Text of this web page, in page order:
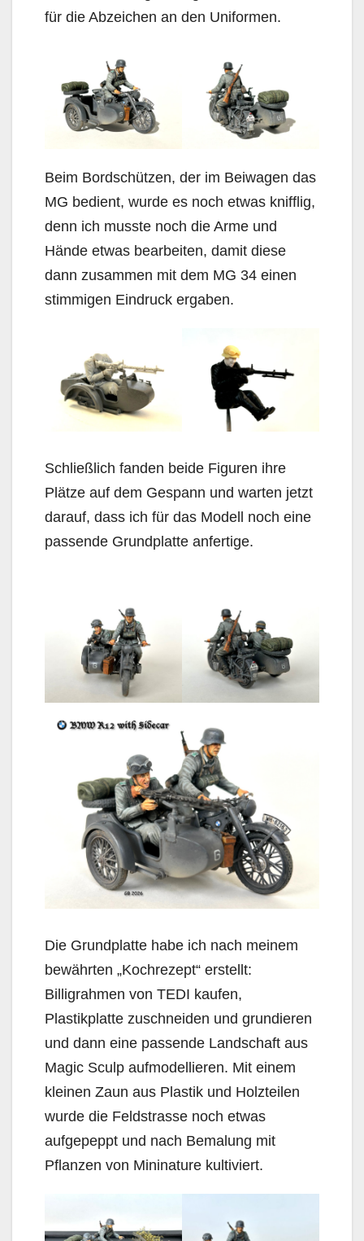
für die Abzeichen an den Uniformen.
Beim Bordschützen, der im Beiwagen das
MG bedient, wurde es noch etwas knifflig,
denn ich musste noch die Arme und
Hände etwas bearbeiten, damit diese
dann zusammen mit dem MG 34 einen
stimmigen Eindruck ergaben.
Schließlich fanden beide Figuren ihre
Plätze auf dem Gespann und warten jetzt
darauf, dass ich für das Modell noch eine
passende Grundplatte anfertige.
Die Grundplatte habe ich nach meinem
bewährten „Kochrezept“ erstellt:
Billigrahmen von TEDI kaufen,
Plastikplatte zuschneiden und grundieren
und dann eine passende Landschaft aus
Magic Sculp aufmodellieren. Mit einem
kleinen Zaun aus Plastik und Holzteilen
wurde die Feldstrasse noch etwas
aufgepeppt und nach Bemalung mit
Pflanzen von Mininature kultiviert.